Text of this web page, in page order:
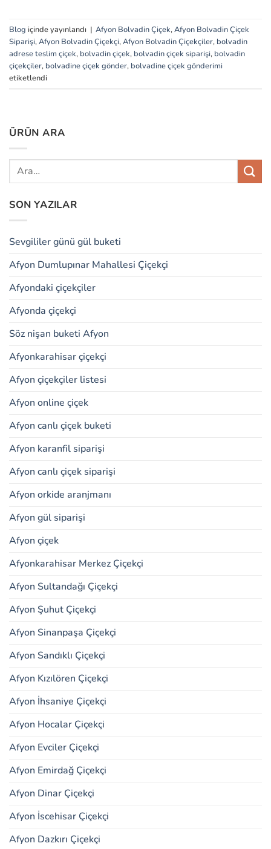
Blog içinde yayınlandı | Afyon Bolvadin Çiçek,Afyon Bolvadin Çiçek
Siparişi,Afyon Bolvadin Çiçekçi,Afyon Bolvadin Çiçekçiler, bolvadin
adrese teslim çiçek, bolvadin çiçek, bolvadin çiçek siparişi, bolvadin
çiçekçiler, bolvadine çiçek gönder, bolvadine çiçek gönderimi
etiketlendi
ÜRÜN ARA
SON YAZILAR
Sevgililer günü gül buketi
Afyon Dumlupınar Mahallesi Çiçekçi
Afyondaki çiçekçiler
Afyonda çiçekçi
Söz nişan buketi Afyon
Afyonkarahisar çiçekçi
Afyon çiçekçiler listesi
Afyon online çiçek
Afyon canlı çiçek buketi
Afyon karanfil siparişi
Afyon canlı çiçek siparişi
Afyon orkide aranjmanı
Afyon gül siparişi
Afyon çiçek
Afyonkarahisar Merkez Çiçekçi
Afyon Sultandağı Çiçekçi
Afyon Şuhut Çiçekçi
Afyon Sinanpaşa Çiçekçi
Afyon Sandıklı Çiçekçi
Afyon Kızılören Çiçekçi
Afyon İhsaniye Çiçekçi
Afyon Hocalar Çiçekçi
Afyon Evciler Çiçekçi
Afyon Emirdağ Çiçekçi
Afyon Dinar Çiçekçi
Afyon İscehisar Çiçekçi
Afyon Dazkırı Çiçekçi